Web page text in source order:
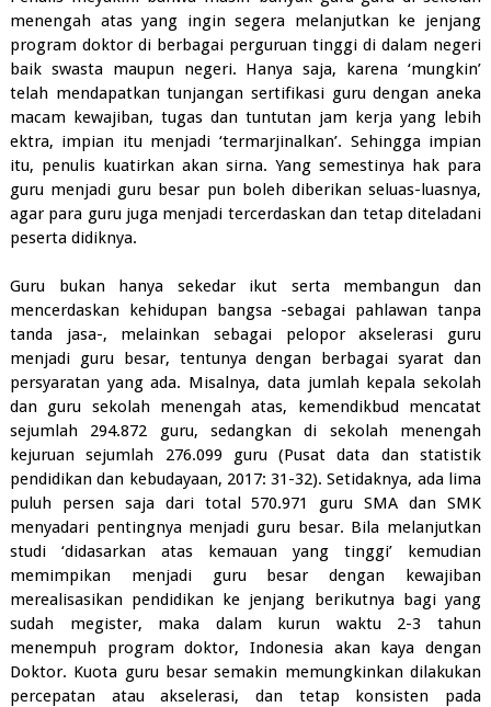
menengah atas yang ingin segera melanjutkan ke jenjang
program doktor di berbagai perguruan tinggi di dalam negeri
baik swasta maupun negeri. Hanya saja, karena ‘mungkin’
telah mendapatkan tunjangan sertifikasi guru dengan aneka
macam kewajiban, tugas dan tuntutan jam kerja yang lebih
ektra, impian itu menjadi ‘termarjinalkan’. Sehingga impian
itu, penulis kuatirkan akan sirna. Yang semestinya hak para
guru menjadi guru besar pun boleh diberikan seluas-luasnya,
agar para guru juga menjadi tercerdaskan dan tetap diteladani
peserta didiknya.
Guru bukan hanya sekedar ikut serta membangun dan
mencerdaskan kehidupan bangsa -sebagai pahlawan tanpa
tanda jasa-, melainkan sebagai pelopor akselerasi guru
menjadi guru besar, tentunya dengan berbagai syarat dan
persyaratan yang ada. Misalnya, data jumlah kepala sekolah
dan guru sekolah menengah atas, kemendikbud mencatat
sejumlah 294.872 guru, sedangkan di sekolah menengah
kejuruan sejumlah 276.099 guru (Pusat data dan statistik
pendidikan dan kebudayaan, 2017: 31-32). Setidaknya, ada lima
puluh persen saja dari total 570.971 guru SMA dan SMK
menyadari pentingnya menjadi guru besar. Bila melanjutkan
studi ‘didasarkan atas kemauan yang tinggi’ kemudian
memimpikan menjadi guru besar dengan kewajiban
merealisasikan pendidikan ke jenjang berikutnya bagi yang
sudah megister, maka dalam kurun waktu 2-3 tahun
menempuh program doktor, Indonesia akan kaya dengan
Doktor. Kuota guru besar semakin memungkinkan dilakukan
percepatan atau akselerasi, dan tetap konsisten pada